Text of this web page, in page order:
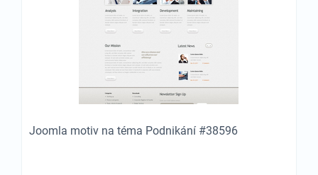
Joomla motiv na téma Podnikání #38596